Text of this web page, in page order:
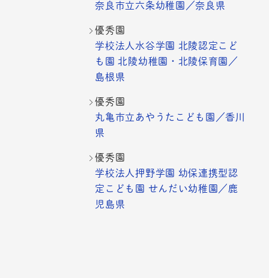
奈良市立六条幼稚園／奈良県
優秀園
学校法人水谷学園 北陵認定こど
も園 北陵幼稚園・北陵保育園／
島根県
優秀園
丸亀市立あやうたこども園／香川
県
優秀園
学校法人押野学園 幼保連携型認
定こども園 せんだい幼稚園／鹿
児島県